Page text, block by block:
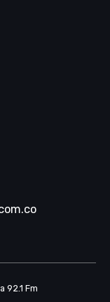
92.1 Fm